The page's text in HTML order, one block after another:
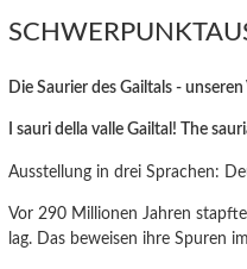
Die Saurier des Gailtals -
I sauri della valle Gailtal! The
Ausstellung in drei Sprachen:
Vor 290 Millionen Jahren
lag. Das beweisen ihre Spuren